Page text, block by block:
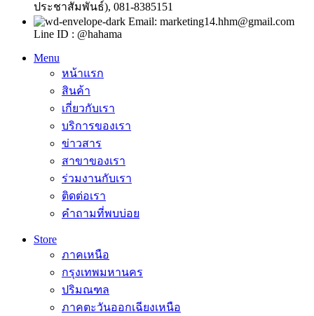
ประชาสัมพันธ์), 081-8385151
Email: marketing14.hhm@gmail.com
Line ID : @hahama
Menu
หน้าแรก
สินค้า
เกี่ยวกับเรา
บริการของเรา
ข่าวสาร
สาขาของเรา
ร่วมงานกับเรา
ติดต่อเรา
คำถามที่พบบ่อย
Store
ภาคเหนือ
กรุงเทพมหานคร
ปริมณฑล
ภาคตะวันออกเฉียงเหนือ